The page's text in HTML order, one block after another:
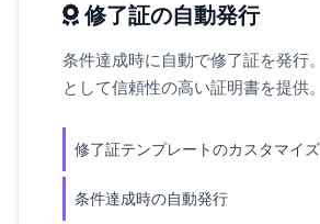
修了証の自動発行
条件達成時に自動で修了証を発行
として信頼性の高い証明書を提供。
修了証テンプレートのカスタマイズ
条件達成時の自動発行